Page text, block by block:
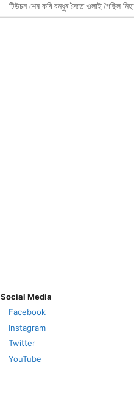
টিউচন শেষ কৰি বন্ধুৰ সৈতে ওলাই গৈছিল
Social Media
Facebook
Instagram
Twitter
YouTube